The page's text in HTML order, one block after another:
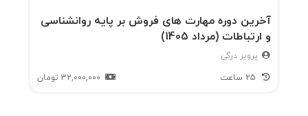
آخرین دوره مهارت های فروش بر پایه روانشناسی
و ارتباطات (مرداد 1405)
پرویز درگی
32,000,000 تومان